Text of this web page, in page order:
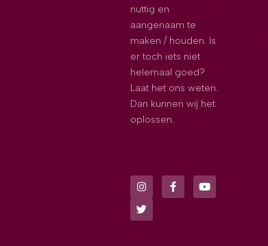
nuttig en
aangenaam te
maken / houden. Is
er toch iets niet
helemaal goed?
Laat het ons weten.
Dan kunnen wij het
oplossen.